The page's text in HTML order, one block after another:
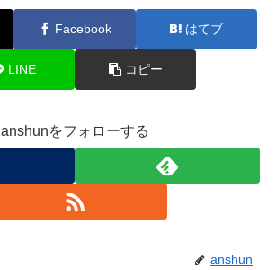
Facebook はてブ
LINE コピー
anshunをフォローする
anshun